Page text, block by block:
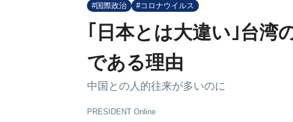
#国際政治 #コロナウイルス
｢日本とは大違い｣台湾
である理由
中国との人的往来が多いのに
PRESIDENT Online